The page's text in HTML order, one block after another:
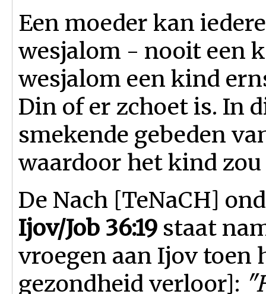
Een moeder kan
wesjalom - nooit een
wesjalom een kind
Din of er zchoet is. In
smekende gebeden
waardoor het kind
De Nach [TeNaCH]
Ijov/Job 36:19 staat
vroegen aan Ijov toen
gezondheid verloor]: